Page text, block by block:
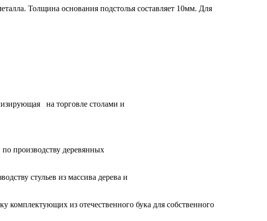
Толщина основания подстолья составляет 10мм. Для
на торговле столами и
производству деревянных
стульев из массива дерева и
из отечественного бука для собственного